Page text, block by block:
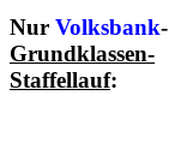
Nur Volksbank-
Grundklassen-
Staffellauf: